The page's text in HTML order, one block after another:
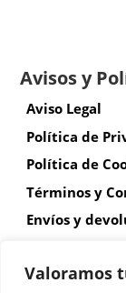
Valoramos
Avisos y
Aviso Legal
Política de
Política de
Términos y
Envíos y